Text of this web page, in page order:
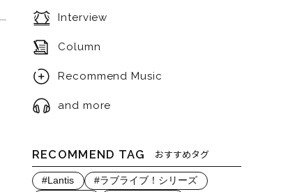
Interview
Column
Recommend Music
and more
RECOMMEND TAG おすすめタグ
#Lantis
#ラブライブ！シリーズ